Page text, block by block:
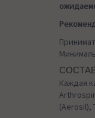
Каждая
(Aerosil),